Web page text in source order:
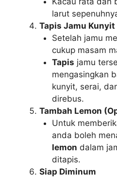
larut
Tapis Jamu Kunyit
Setelah jamu
cukup masam
Tapis jamu
mengasingkan
kunyit, serai,
direbus.
Tambah Lemon
Untuk
anda boleh
lemon dalam
ditapis.
Siap Diminum